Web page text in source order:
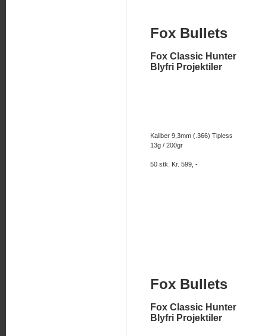
Fox Bullets
Fox Classic Hunter
Blyfri Projektiler
Kaliber 9,3mm (.366) Tipless
13g / 200gr
50 stk. Kr. 599, -
Fox Bullets
Fox Classic Hunter
Blyfri Projektiler